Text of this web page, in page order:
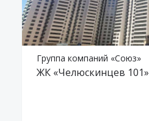
Группа компаний «Союз»
ЖК «Челюскинцев 101»